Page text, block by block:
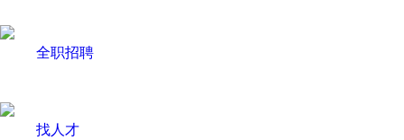
全职招聘
找人才